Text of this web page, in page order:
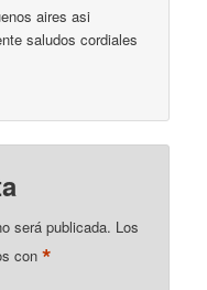
aires asi
saludos cordiales
será publicada. Los
con*